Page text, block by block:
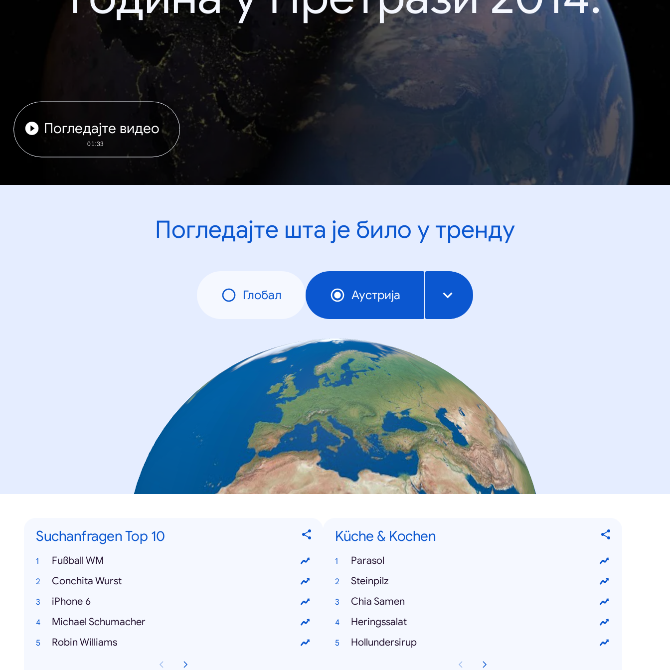
Погледајте видео
01:33
Погледајте шта је било у тренду
Глобал Аустрија
Suchanfragen Top 10
Fußball WM
Conchita Wurst
iPhone 6
Michael Schumacher
Robin Williams
Küche & Kochen
Parasol
Steinpilz
Chia Samen
Heringssalat
Hollundersirup